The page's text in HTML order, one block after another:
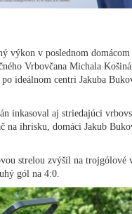
výkon v poslednom
Vrbovčana Michala
ideálnom centri Jakuba
inkasoval aj striedajúci
na ihrisku, domáci Jakub
strelou zvýšil na trojgólové
gól na 4:0.